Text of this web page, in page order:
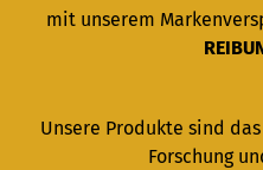
mit unserem
Unsere Produkte sind
Forschung